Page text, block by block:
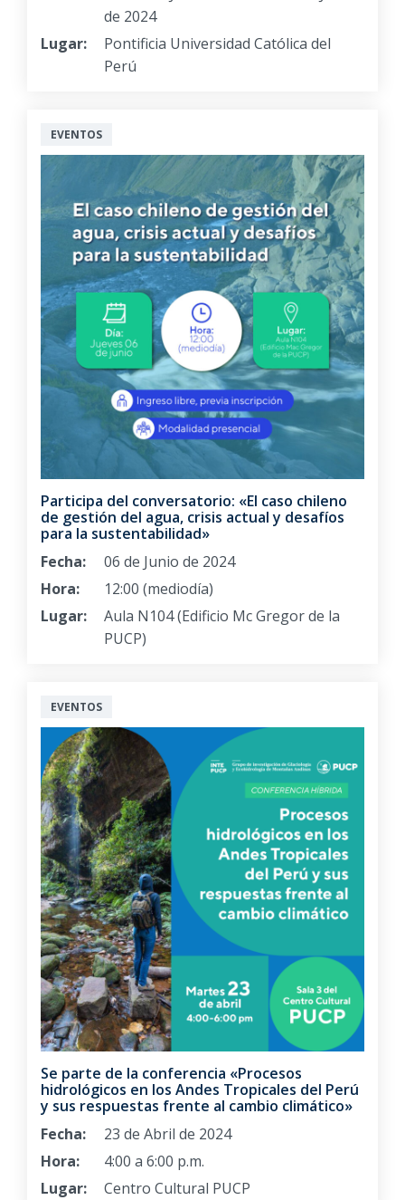
de 2024
Lugar:
Pontificia Universidad Católica del
Perú
EVENTOS
Participa del conversatorio: «El caso chileno
de gestión del agua, crisis actual y desafíos
para la sustentabilidad»
Fecha:
06 de Junio de 2024
Hora:
12:00 (mediodía)
Lugar:
Aula N104 (Edificio Mc Gregor de la
PUCP)
EVENTOS
Se parte de la conferencia «Procesos
hidrológicos en los Andes Tropicales del Perú
y sus respuestas frente al cambio climático»
Fecha:
23 de Abril de 2024
Hora:
4:00 a 6:00 p.m.
Lugar:
Centro Cultural PUCP